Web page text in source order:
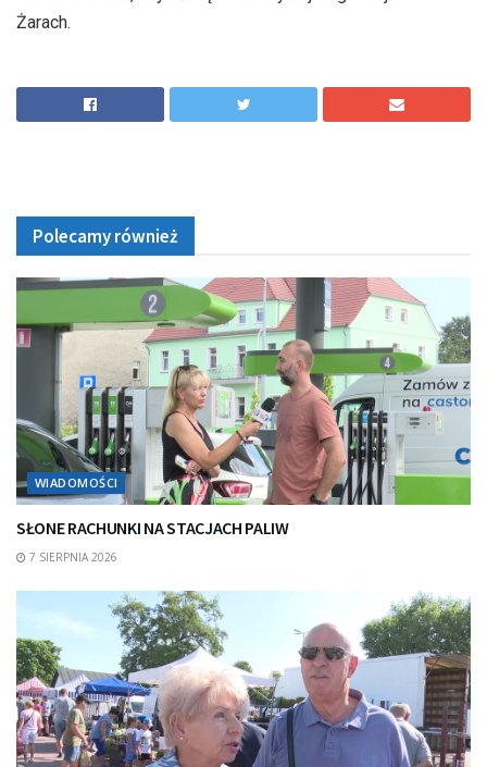
Żarach.
Polecamy również
WIADOMOŚCI
SŁONE RACHUNKI NA STACJACH PALIW
7 SIERPNIA 2026